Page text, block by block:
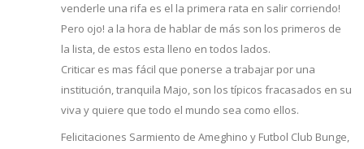
venderle una rifa es el la primera rata en salir corriendo!
Pero ojo! a la hora de hablar de más son los primeros de
la lista, de estos esta lleno en todos lados.
Criticar es mas fácil que ponerse a trabajar por una
institución, tranquila Majo, son los típicos fracasados en su
viva y quiere que todo el mundo sea como ellos.
Felicitaciones Sarmiento de Ameghino y Futbol Club Bunge,